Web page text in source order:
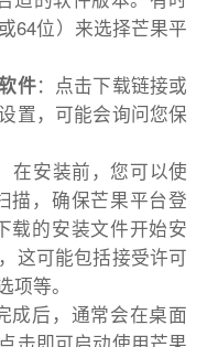
64位）来选择芒果平
件：点击下载链接或
置，可能会询问您保
在安装前，您可以使
描，确保芒果平台登
载的安装文件开始安
这可能包括接受许可
等。
成后，通常会在桌面